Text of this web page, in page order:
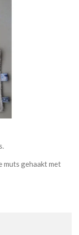
muts gehaakt met